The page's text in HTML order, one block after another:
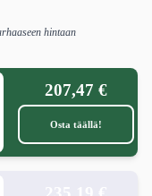
hintaan
207,47 €
Osta täällä!